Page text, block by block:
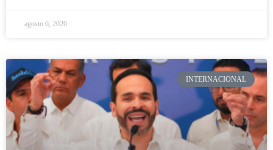
agosto 6, 2026
INTERNACIONAL